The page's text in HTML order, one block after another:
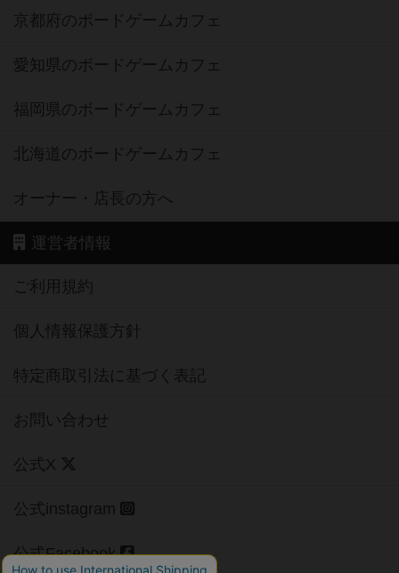
京都府のボードゲームカフェ
愛知県のボードゲームカフェ
福岡県のボードゲームカフェ
北海道のボードゲームカフェ
オーナー・店長の方へ
運営者情報
ご利用規約
個人情報保護方針
特定商取引法に基づく表記
お問い合わせ
公式X
公式instagram
公式Facebook